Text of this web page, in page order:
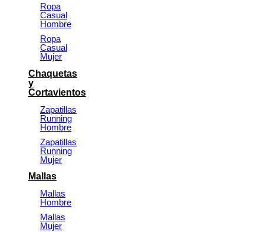
Ropa
Casual
Hombre
Ropa
Casual
Mujer
Chaquetas
y
Cortavientos
Zapatillas
Running
Hombre
Zapatillas
Running
Mujer
Mallas
Mallas
Hombre
Mallas
Mujer